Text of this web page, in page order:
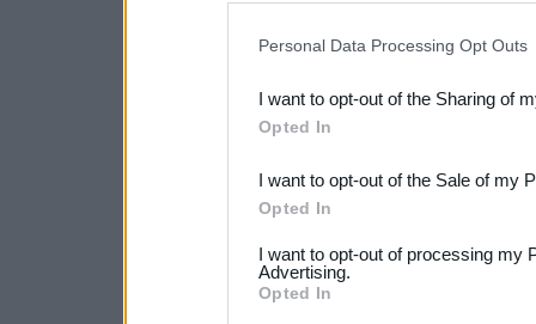
Downstream Participants
third parties.
Personal Data Processing Opt Outs
I want to opt-out of the Sharing of
Opted In
I want to opt-out of the Sale of my
Opted In
I want to opt-out of processing my
Advertising.
Opted In